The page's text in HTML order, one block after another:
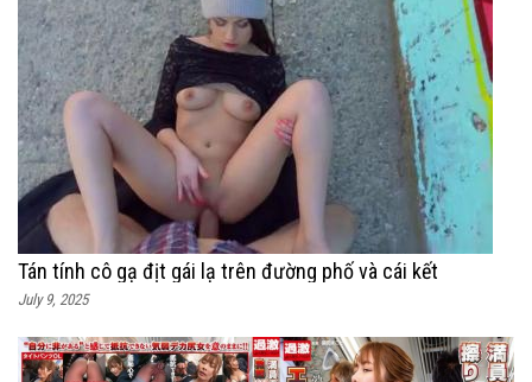
Tán tính cô gạ địt gái lạ trên đường phố và cái kết
July 9, 2025